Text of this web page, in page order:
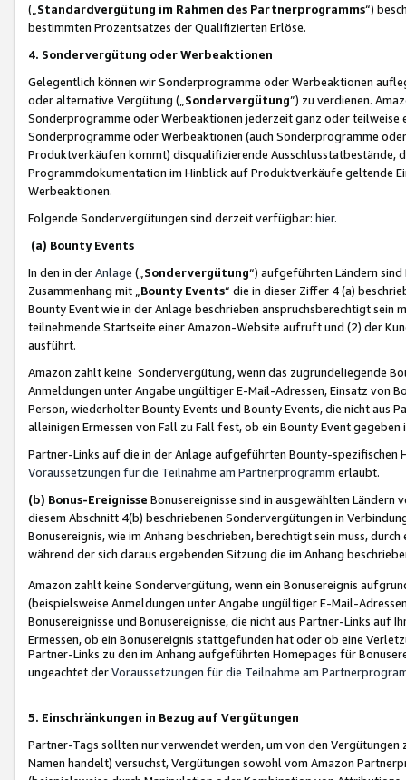
(„ Standardvergütung im Rahmen des Partnerprogramms“)
bestimmten Prozentsatzes der Qualifizierten Erlöse.
4. Sondervergütung oder Werbeaktionen
Gelegentlich können wir Sonderprogramme oder Werbeaktionen
oder alternative Vergütung („ Sondervergütung”) zu verdienen.
Sonderprogramme oder Werbeaktionen jederzeit ganz oder
Sonderprogramme oder Werbeaktionen (auch Sonderprogramme
Produktverkäufen kommt) disqualifizierende Ausschlusstatbestände,
Programmdokumentation im Hinblick auf Produktverkäufe geltende
Werbeaktionen.
Folgende Sondervergütungen sind derzeit verfügbar: hier.
(a) Bounty Events
In den in derAnlage („ Sondervergütung“) aufgeführten Ländern
Zusammenhang mit „ Bounty Events“ die in dieser Ziffer 4 (a)
Bounty Event wie in der Anlage beschrieben anspruchsberechtigt sein
teilnehmende Startseite einer Amazon-Website aufruft und (2) der
ausführt.
Amazon zahlt keine Sondervergütung, wenn das zugrundeliegende
Anmeldungen unter Angabe ungültiger E-Mail-Adressen, Einsatz von
Person, wiederholter Bounty Events und Bounty Events, die nicht
alleinigen Ermessen von Fall zu Fall fest, ob ein Bounty Event
Partner-Links auf die in der Anlage aufgeführten Bounty-spezifischen
Voraussetzungen für die Teilnahme am Partnerprogramm erlaubt.
(b) Bonus-Ereignisse Bonusereignisse sind in ausgewählten Ländern
diesem Abschnitt 4(b) beschriebenen Sondervergütungen in
Bonusereignis, wie im Anhang beschrieben, berechtigt sein muss,
während der sich daraus ergebenden Sitzung die im Anhang
Amazon zahlt keine Sondervergütung, wenn ein Bonusereignis
(beispielsweise Anmeldungen unter Angabe ungültiger E-Mail-
Bonusereignisse und Bonusereignisse, die nicht aus Partner-Links auf
Ermessen, ob ein Bonusereignis stattgefunden hat oder ob eine
Partner-Links zu den im Anhang aufgeführten Homepages für
ungeachtet derVoraussetzungen für die Teilnahme am
5. Einschränkungen in Bezug auf Vergütungen
Partner-Tags sollten nur verwendet werden, um von den
Namen handelt) versuchst, Vergütungen sowohl vom Amazon